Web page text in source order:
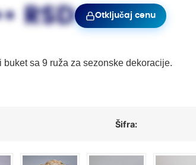
RSD Otključaj cenu
buket sa 9 ruža za sezonske dekoracije.
Šifra: